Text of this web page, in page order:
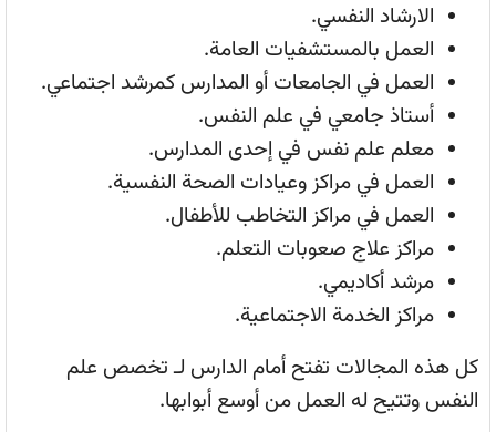
الارشاد النفسي.
العمل بالمستشفيات العامة.
العمل في الجامعات أو المدارس كمرشد اجتماعي.
أستاذ جامعي في علم النفس.
معلم علم نفس في إحدى المدارس.
العمل في مراكز وعيادات الصحة النفسية.
العمل في مراكز التخاطب للأطفال.
مراكز علاج صعوبات التعلم.
مرشد أكاديمي.
مراكز الخدمة الاجتماعية.
كل هذه المجالات تفتح أمام الدارس لـ تخصص علم
النفس وتتيح له العمل من أوسع أبوابها.